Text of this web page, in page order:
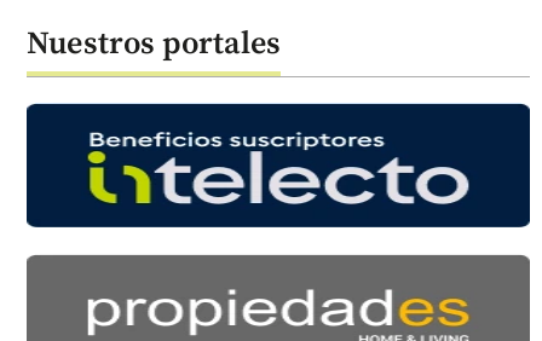
Nuestros portales